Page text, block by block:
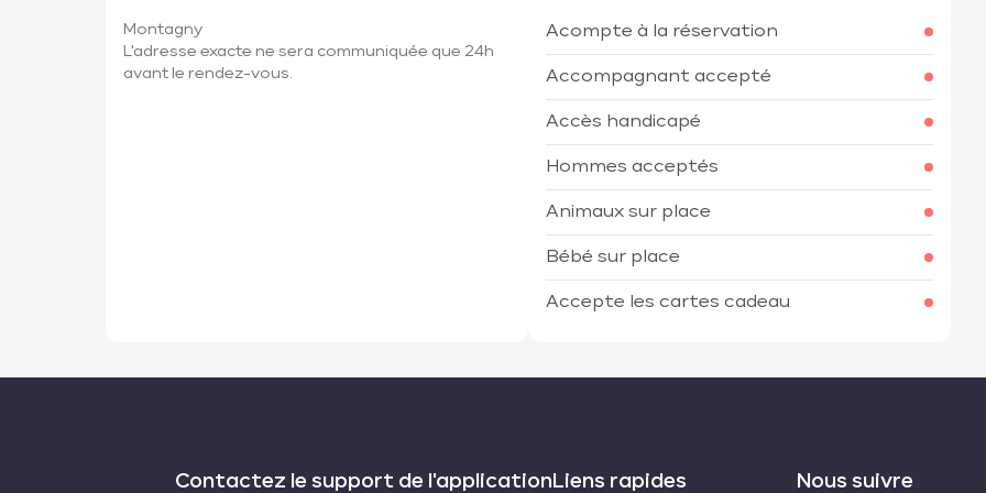
Montagny
L'adresse exacte ne sera communiquée que 24h
avant le rendez-vous.
Acompte à la réservation
Accompagnant accepté
Accès handicapé
Hommes acceptés
Animaux sur place
Bébé sur place
Accepte les cartes cadeau
Contactez le support de l'application Liens rapides Nous suivre